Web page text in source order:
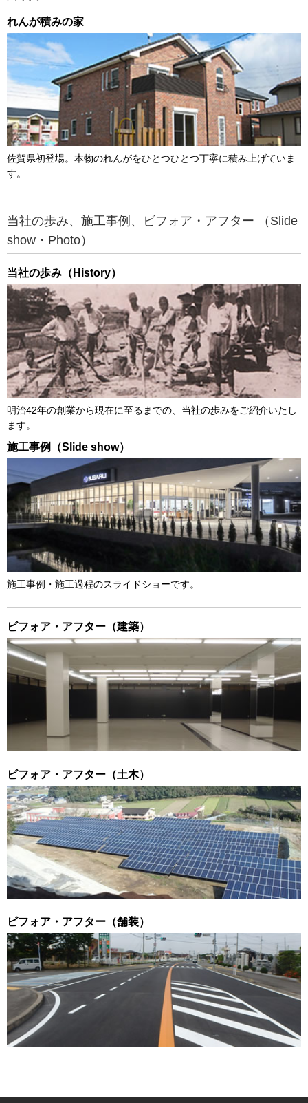
れんが積みの家
佐賀県初登場。本物のれんがをひとつひとつ丁寧に積み上げていま
す。
当社の歩み、施工事例、ビフォア・アフター （Slide
show・Photo）
当社の歩み（History）
明治42年の創業から現在に至るまでの、当社の歩みをご紹介いたし
ます。
施工事例（Slide show）
施工事例・施工過程のスライドショーです。
ビフォア・アフター（建築）
ビフォア・アフター（土木）
ビフォア・アフター（舗装）